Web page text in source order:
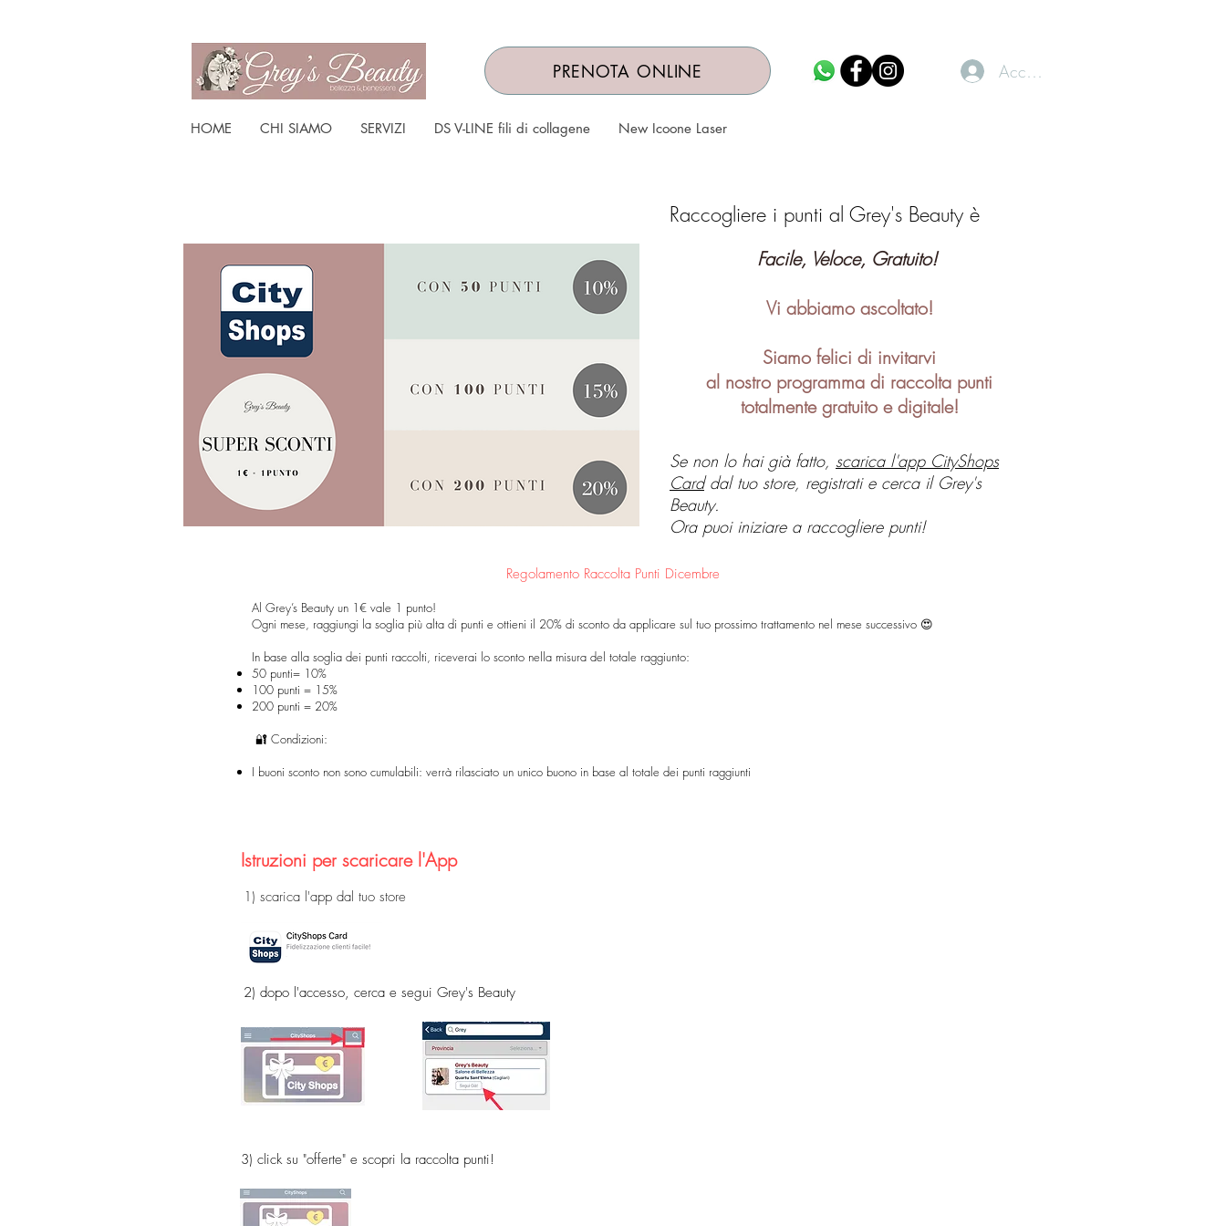
PRENOTA ONLINE Accedi
HOME CHI SIAMO SERVIZI DS V-LINE fili di collagene New Icoone Laser
Raccogliere i punti al Grey's Beauty è
Facile, Veloce, Gratuito!
Vi abbiamo ascoltato!
Siamo felici di invitarvi
al nostro programma di raccolta punti
totalmente gratuito e digitale!
Se non lo hai già fatto, scarica l'app CityShops
Carddal tuo store, registrati e cerca il Grey's
Beauty.
Ora puoi iniziare a raccogliere punti!
Regolamento Raccolta Punti Dicembre
Al Grey’s Beauty un 1€ vale 1 punto!
Ogni mese, raggiungi la soglia più alta di punti e ottieni il 20% di sconto da applicare sul tuo prossimo trattamento nel mese successivo 😍
In base alla soglia dei punti raccolti, riceverai lo sconto nella misura del totale raggiunto:
50 punti= 10%
100 punti = 15%
200 punti = 20%
🔐 Condizioni:
I buoni sconto non sono cumulabili: verrà rilasciato un unico buono in base al totale dei punti raggiunti
Istruzioni per scaricare l'App
1) scarica l'app dal tuo store
2) dopo l'accesso, cerca e segui Grey's Beauty
3) click su "offerte" e scopri la raccolta punti!